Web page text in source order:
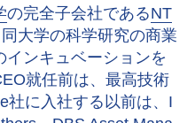
の完全子会社であるNT
大学の科学研究の商業
ンキュベーションを
就任前は、最高技術
社に入社する以前は、I